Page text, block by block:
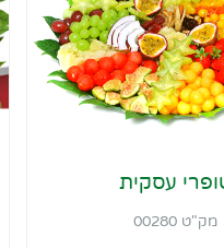
עסקית
מק"ט 00280